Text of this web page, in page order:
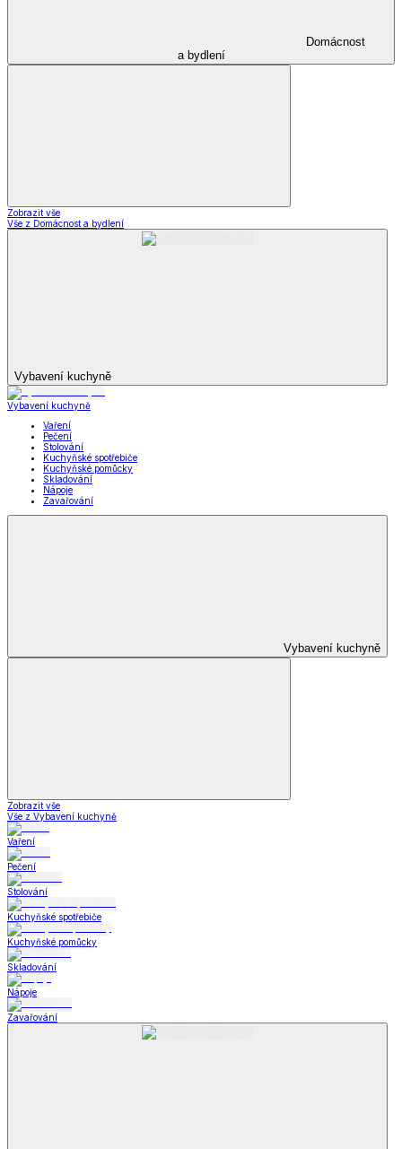
Domácnost
a bydlení
Zobrazit vše
Vše z Domácnost a bydlení
Vybavení kuchyně
Vybavení kuchyně
Vaření
Pečení
Stolování
Kuchyňské spotřebiče
Kuchyňské pomůcky
Skladování
Nápoje
Zavařování
Vybavení kuchyně
Zobrazit vše
Vše z Vybavení kuchyně
Vaření
Pečení
Stolování
Kuchyňské spotřebiče
Kuchyňské pomůcky
Skladování
Nápoje
Zavařování